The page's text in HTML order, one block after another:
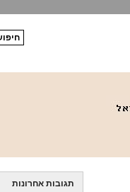
תגובות אחרונות